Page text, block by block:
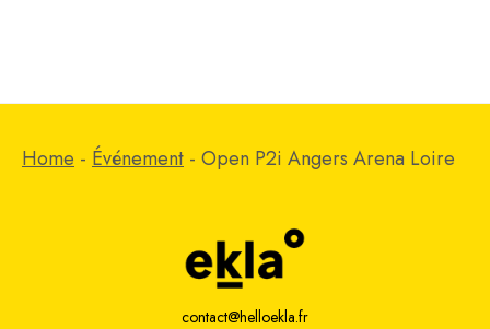
Home - Événement - Open P2i Angers Arena Loire
contact@helloekla.fr